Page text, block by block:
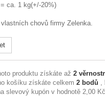
ca. 1 kg(+/-20%)
chovů firmy Zelenka.
produktu získáte až2
košíku získáte celkem2 bodů
slevový kupón v hodnotě 2,00 Kč